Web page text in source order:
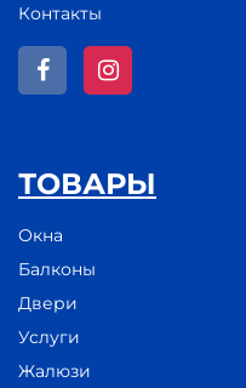
Контакты
ТОВАРЫ
Окна
Балконы
Двери
Услуги
Жалюзи